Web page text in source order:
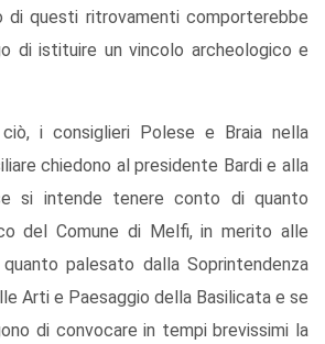
di questi ritrovamenti comporterebbe
di istituire un vincolo archeologico e
i consiglieri Polese e Braia nella
chiedono al presidente Bardi e alla
si intende tenere conto di quanto
del Comune di Melfi, in merito alle
palesato dalla Soprintendenza
Arti e Paesaggio della Basilicata e se
di convocare in tempi brevissimi la